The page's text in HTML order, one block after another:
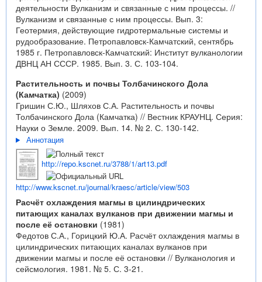
деятельности Вулканизм и связанные с ним процессы. //
Вулканизм и связанные с ним процессы. Вып. 3:
Геотермия, действующие гидротермальные системы и
рудообразование. Петропавловск-Камчатский, сентябрь
1985 г. Петропавловск-Камчатский: Институт вулканологии
ДВНЦ АН СССР. 1985. Вып. 3. С. 103-104.
Растительность и почвы Толбачинского Дола
(Камчатка) (2009)
Гришин С.Ю., Шляхов С.А. Растительность и почвы
Толбачинского Дола (Камчатка) // Вестник КРАУНЦ. Серия:
Науки о Земле. 2009. Вып. 14. № 2. С. 130-142.
Аннотация
http://repo.kscnet.ru/3788/1/art13.pdf
http://www.kscnet.ru/journal/kraesc/article/view/503
Расчёт охлаждения магмы в цилиндрических
питающих каналах вулканов при движении магмы и
после её остановки (1981)
Федотов С.А., Горицкий Ю.А. Расчёт охлаждения магмы в
цилиндрических питающих каналах вулканов при
движении магмы и после её остановки // Вулканология и
сейсмология. 1981. № 5. С. 3-21.